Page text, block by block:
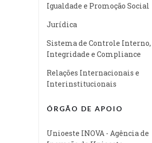
Igualdade e Promoção Social
Jurídica
Sistema de Controle Interno,
Integridade e Compliance
Relações Internacionais e
Interinstitucionais
ÓRGÃO DE APOIO
Unioeste INOVA - Agência de